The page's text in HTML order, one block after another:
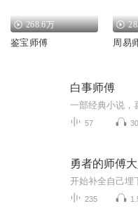
268.6万
鉴宝师傅 周易
白事师傅
57
勇者的师傅
235